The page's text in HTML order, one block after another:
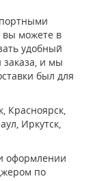
вы можете в
удобный
и мы
был для
Красноярск,
Иркутск,
оформлении
по